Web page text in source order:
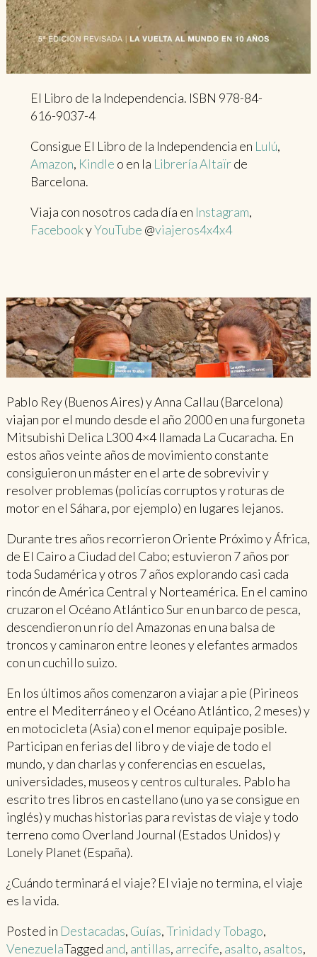
El Libro de la Independencia. ISBN 978-84-
616-9037-4
Consigue El Libro de la Independencia en Lulú,
Amazon, Kindle o en la Librería Altaïrde
Barcelona.
Viaja con nosotros cada día en Instagram,
FacebookyYouTube @viajeros4x4x4
Pablo Rey (Buenos Aires) y Anna Callau (Barcelona)
viajan por el mundo desde el año 2000 en una furgoneta
Mitsubishi Delica L300 4×4 llamada La Cucaracha. En
estos años veinte años de movimiento constante
consiguieron un máster en el arte de sobrevivir y
resolver problemas (policías corruptos y roturas de
motor en el Sáhara, por ejemplo) en lugares lejanos.
Durante tres años recorrieron Oriente Próximo y África,
de El Cairo a Ciudad del Cabo; estuvieron 7 años por
toda Sudamérica y otros 7 años explorando casi cada
rincón de América Central y Norteamérica. En el camino
cruzaron el Océano Atlántico Sur en un barco de pesca,
descendieron un río del Amazonas en una balsa de
troncos y caminaron entre leones y elefantes armados
con un cuchillo suizo.
En los últimos años comenzaron a viajar a pie (Pirineos
entre el Mediterráneo y el Océano Atlántico, 2 meses) y
en motocicleta (Asia) con el menor equipaje posible.
Participan en ferias del libro y de viaje de todo el
mundo, y dan charlas y conferencias en escuelas,
universidades, museos y centros culturales. Pablo ha
escrito tres libros en castellano (uno ya se consigue en
inglés) y muchas historias para revistas de viaje y todo
terreno como Overland Journal (Estados Unidos) y
Lonely Planet (España).
¿Cuándo terminará el viaje? El viaje no termina, el viaje
es la vida.
Posted in Destacadas, Guías,Trinidad y Tobago,
VenezuelaTagged and, antillas, arrecife, asalto, asaltos,